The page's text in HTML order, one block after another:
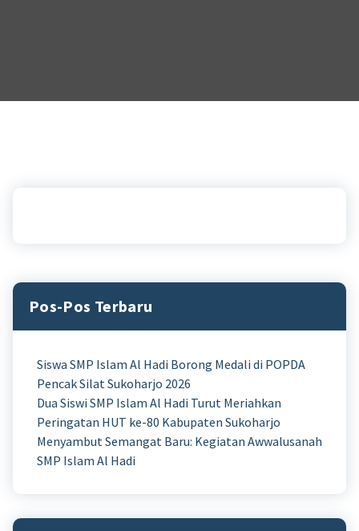
Pos-Pos Terbaru
Siswa SMP Islam Al Hadi Borong Medali di POPDA
Pencak Silat Sukoharjo 2026
Dua Siswi SMP Islam Al Hadi Turut Meriahkan
Peringatan HUT ke-80 Kabupaten Sukoharjo
Menyambut Semangat Baru: Kegiatan Awwalusanah
SMP Islam Al Hadi